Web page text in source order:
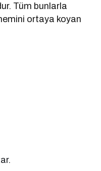
Tüm bunlarla
ortaya koyan